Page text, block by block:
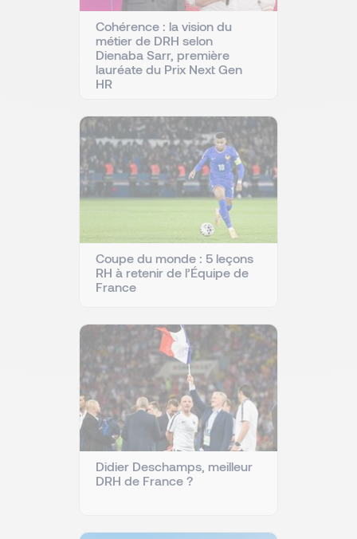
Cohérence : la vision du
métier de DRH selon
Dienaba Sarr, première
lauréate du Prix Next Gen
HR
Coupe du monde : 5 leçons
RH à retenir de l’Équipe de
France
Didier Deschamps, meilleur
DRH de France ?